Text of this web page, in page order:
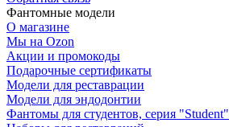
Фантомные модели
О магазине
Мы на Ozon
Акции и промокоды
Подарочные сертификаты
Модели для реставрации
Модели для эндодонтии
Фантомы для студентов, серия "Student"